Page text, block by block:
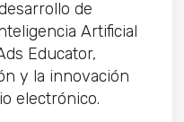
de
Artificial
Educator,
y la innovación
electrónico.